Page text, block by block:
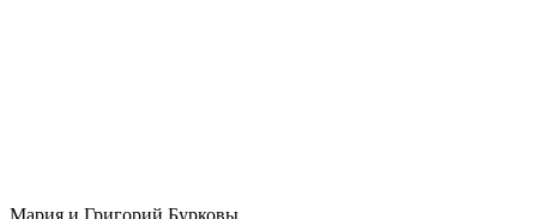
Мария и Григорий Бурковы